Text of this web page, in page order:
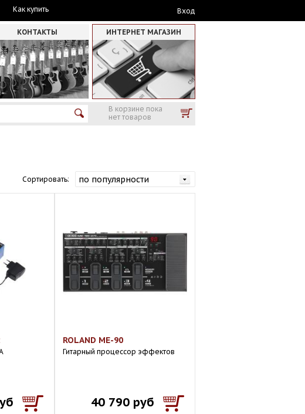
Как купить Вход
КОНТАКТЫ ИНТЕРНЕТ МАГАЗИН
В корзине пока
нет товаров
Сортировать:
ROLAND ME-90
Гитарный процессор эффектов
40 790 руб